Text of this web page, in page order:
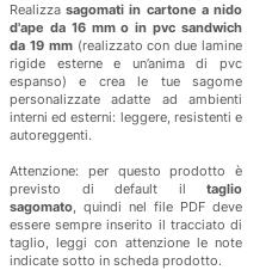
Realizzasagomati in cartone a nido
d'ape da 16 mm o in pvc sandwich
da 19 mm (realizzato con due lamine
rigide esterne e un’anima di pvc
espanso) e crea le tue sagome
personalizzate adatte ad ambienti
interni ed esterni: leggere, resistenti e
autoreggenti.
Attenzione: per questo prodotto è
previsto di default il taglio
sagomato, quindi nel file PDF deve
essere sempre inserito il tracciato di
taglio, leggi con attenzione le note
indicate sotto in scheda prodotto.